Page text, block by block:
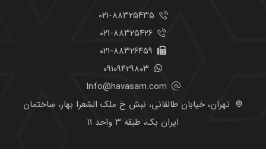
۰۲۱-۸۸۳۲۵۴۳۵
۰۲۱-۸۸۳۲۵۴۲۶
۰۲۱-۸۸۳۲۶۴۵۹
۰۹۱۰۹۴۲۹۸۰۳
Info@havasam.com
تهران، خیابان طالقانی، نبش خ ملک الشعرا بهار، ساختمان
ایران بک، طبقه ۳ واحد ۱۱